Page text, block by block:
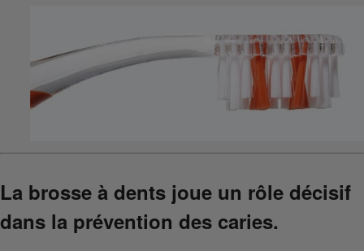
La brosse à dents joue un rôle décisif
dans la prévention des caries.